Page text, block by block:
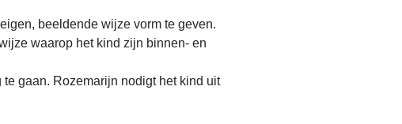
beeldende wijze vorm te geven.
waarop het kind zijn binnen- en
gaan. Rozemarijn nodigt het kind uit